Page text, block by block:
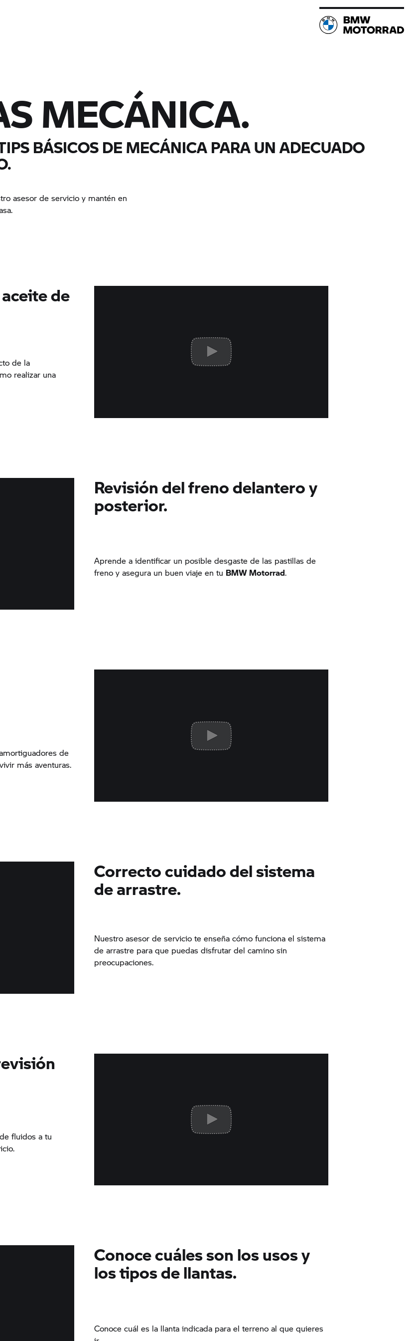
MECÁNICA.
BÁSICOS DE MECÁNICA PARA UN ADECUADO
asesor de servicio y mantén en
de
de la
realizar una
Revisión del freno delantero y
posterior.
Aprende a identificar un posible desgaste de las pastillas de
freno y asegura un buen viaje en tu BMW Motorrad.
de
más aventuras.
Correcto cuidado del sistema
de arrastre.
Nuestro asesor de servicio te enseña cómo funciona el sistema
de arrastre para que puedas disfrutar del camino sin
preocupaciones.
fluidos a tu
Conoce cuáles son los usos y
los tipos de llantas.
Conoce cuál es la llanta indicada para el terreno al que quieres